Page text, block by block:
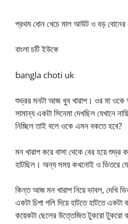
প্রথম ধোন খেচে মাল আউট ও বড় বোনের
বাংলা চটি ইউকে
bangla choti uk
শুভ্রর মনটা আজ খুব খারাপ। ওর মা
সামান্য একটা সিনেমা দেখছিল যেখানে
নিচ্ছিল তাই বলে ওকে এমন বকতে হবে?
মন খারাপ করে বাসা থেকে বের হয়ে শুভ্র
হাটছিল। অন্য সময় কখনোই ও ভিতরে
কিন্ত আজ মন খারাপ নিয়ে ভাবল, দেখি
একটা চিপা গলি দিয়ে হাটতে হাটতে
কয়েকটা ছেলের উত্তেজিত টুকরো টুকরো